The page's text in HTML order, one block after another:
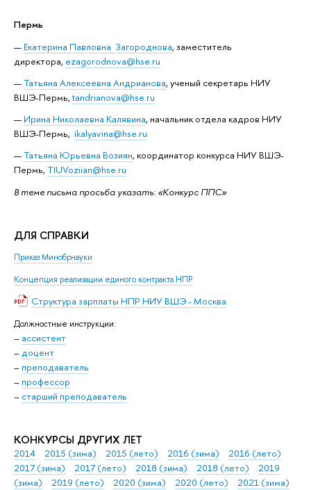
Пермь
Екатерина Павловна Загороднова, заместитель
директора, ezagorodnova@hse.ru
Татьяна Алексеевна Андрианова, ученый секретарь НИУ
ВШЭ-Пермь,tandrianova@hse.ru
Ирина Николаевна Калявина, начальник отдела кадров НИУ
ВШЭ-Пермь, ikalyavina@hse.ru
Татьяна Юрьевна Возиян, координатор конкурса НИУ ВШЭ-
Пермь,TIUVoziian@hse.ru
В теме письма просьба указать: «Конкурс ППС»
ДЛЯ СПРАВКИ
Приказ Минобрнауки
Концепция реализации единого контракта НПР
Структура зарплаты НПР НИУ ВШЭ - Москва
Должностные инструкции:
– ассистент
– доцент
– преподаватель
– профессор
– старший преподаватель
КОНКУРСЫ ДРУГИХ ЛЕТ
2014 2015 (зима) 2015 (лето) 2016 (зима)
2016 (лето)
2017 (зима)
2017 (лето) 2018 (зима) 2018 (лето)
2019
(зима)
2019 (лето) 2020 (зима) 2020 (лето)
2021 (зима)